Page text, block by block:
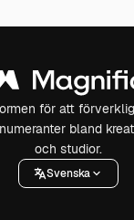
för att
bland
och studior.
Svenska